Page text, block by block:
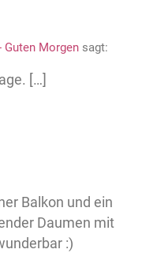
Morgen sagt:
[…]
Balkon und ein
Daumen mit
:)